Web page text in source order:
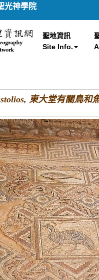
光神學院
聖地資訊
Site Info.
東大堂有關鳥和